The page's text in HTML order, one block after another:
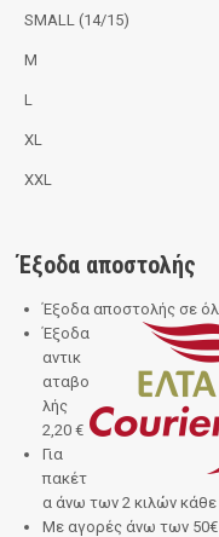
SMALL (14/15)
M
L
XL
XXL
Έξοδα αποστολής
Έξοδα αποστολής σε
Έξοδα
αντικ
αταβο
λής
2,20 €
Για
πακέτ
α άνω των 2 κιλών κάθε
Με αγορές άνω των 50€